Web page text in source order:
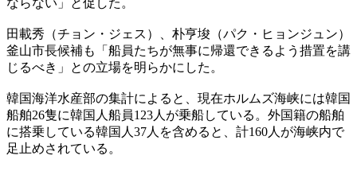
田載秀（チョン・ジェス）、朴亨埈（パク・ヒョンジュン）
釜山市長候補も「船員たちが無事に帰還できるよう措置を講
じるべき」との立場を明らかにした。
韓国海洋水産部の集計によると、現在ホルムズ海峡には韓国
船舶26隻に韓国人船員123人が乗船している。外国籍の船舶
に搭乗している韓国人37人を含めると、計160人が海峡内で
足止めされている。